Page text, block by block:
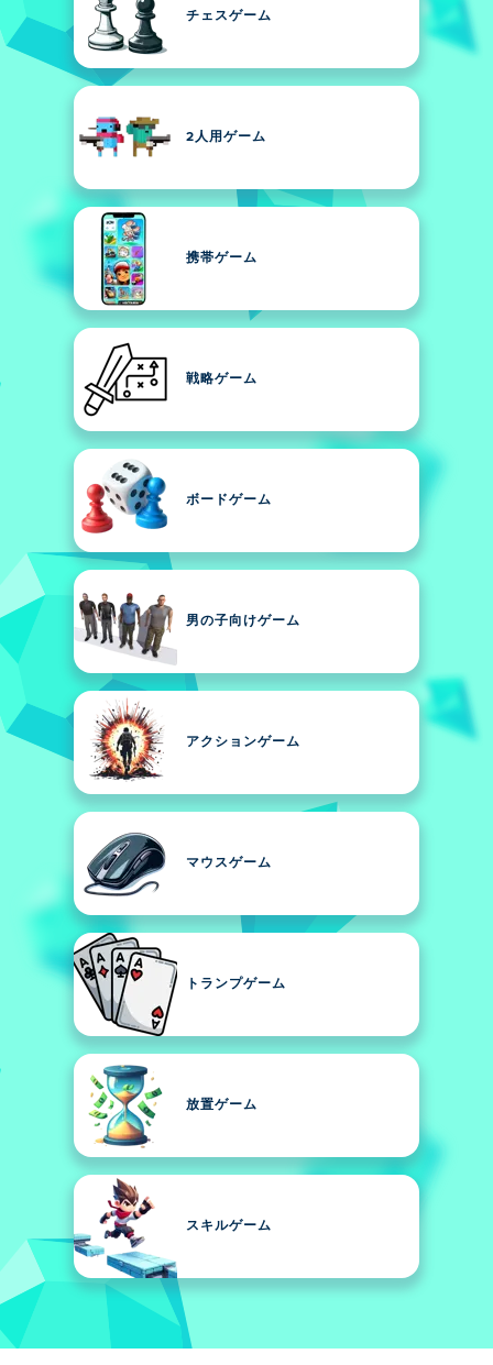
チェスゲーム
2人用ゲーム
携帯ゲーム
戦略ゲーム
ボードゲーム
男の子向けゲーム
アクションゲーム
マウスゲーム
トランプゲーム
放置ゲーム
スキルゲーム